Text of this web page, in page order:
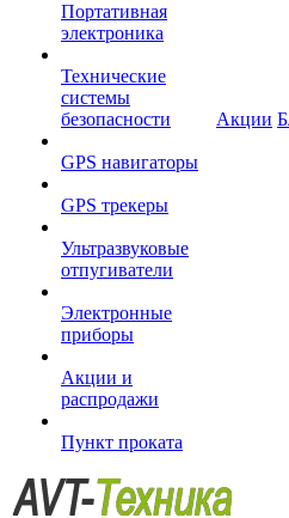
Портативная
электроника
Технические
системы
безопасности
GPS навигаторы
GPS трекеры
Ультразвуковые
отпугиватели
Электронные
приборы
Акции и
распродажи
Пункт проката
Акции